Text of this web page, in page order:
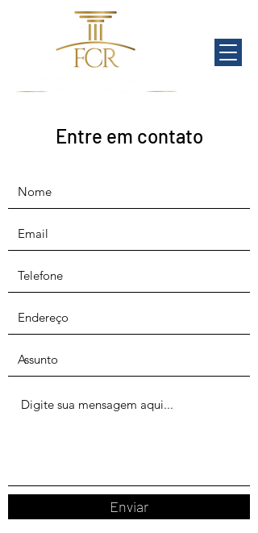
Entre em contato
Enviar